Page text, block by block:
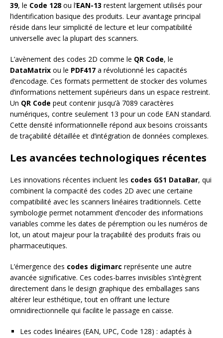
39, le Code 128 ou l’EAN-13 restent largement utilisés pour
l’identification basique des produits. Leur avantage principal
réside dans leur simplicité de lecture et leur compatibilité
universelle avec la plupart des scanners.
L’avènement des codes 2D comme le QR Code, le
DataMatrix ou le PDF417 a révolutionné les capacités
d’encodage. Ces formats permettent de stocker des volumes
d’informations nettement supérieurs dans un espace restreint.
Un QR Code peut contenir jusqu’à 7089 caractères
numériques, contre seulement 13 pour un code EAN standard.
Cette densité informationnelle répond aux besoins croissants
de traçabilité détaillée et d’intégration de données complexes.
Les avancées technologiques récentes
Les innovations récentes incluent les codes GS1 DataBar, qui
combinent la compacité des codes 2D avec une certaine
compatibilité avec les scanners linéaires traditionnels. Cette
symbologie permet notamment d’encoder des informations
variables comme les dates de péremption ou les numéros de
lot, un atout majeur pour la traçabilité des produits frais ou
pharmaceutiques.
L’émergence des codes digimarc représente une autre
avancée significative. Ces codes-barres invisibles s’intègrent
directement dans le design graphique des emballages sans
altérer leur esthétique, tout en offrant une lecture
omnidirectionnelle qui facilite le passage en caisse.
Les codes linéaires (EAN, UPC, Code 128) : adaptés à